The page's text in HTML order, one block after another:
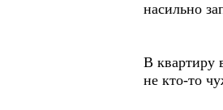
насильно
В квартиру
не кто-то